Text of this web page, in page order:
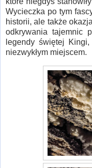
Wycieczka po tym
historii, ale także
odkrywania tajemnic
legendy świętej
niezwykłym miejscem.